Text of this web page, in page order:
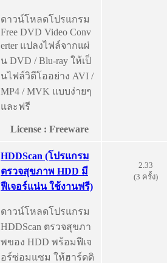
ดาวน์โหลดโปรแกรม
Free DVD Video Conv
erter แปลงไฟล์จากแผ่
น DVD / Blu-ray ให้เป็
นไฟล์วิดีโออย่าง AVI /
MP4 / MVK แบบง่ายๆ
และฟรี
License : Freeware
HDDScan (โปรแกรม
ตรวจสุขภาพ HDD มี
ฟีเจอร์แน่น ใช้งานฟรี)
ดาวน์โหลดโปรแกรม
HDDScan ตรวจสุขภา
พของ HDD พร้อมฟีเจ
อร์ซ่อมแซม ให้ฮาร์ดดิ
2.33
(3 ครั้ง)